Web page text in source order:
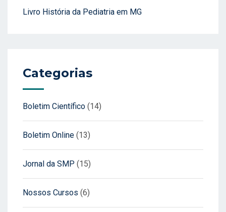
Livro História da Pediatria em MG
Categorias
Boletim Científico (14)
Boletim Online (13)
Jornal da SMP (15)
Nossos Cursos (6)